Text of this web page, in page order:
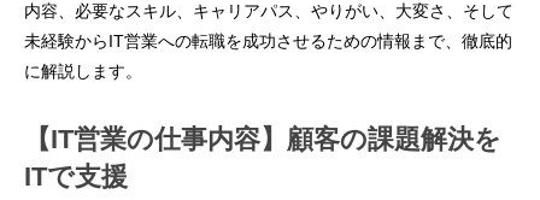
内容、必要なスキル、キャリアパス、やりがい、大変さ、そして
未経験からIT営業への転職を成功させるための情報まで、徹底的
に解説します。
【IT営業の仕事内容】顧客の課題解決を
ITで支援